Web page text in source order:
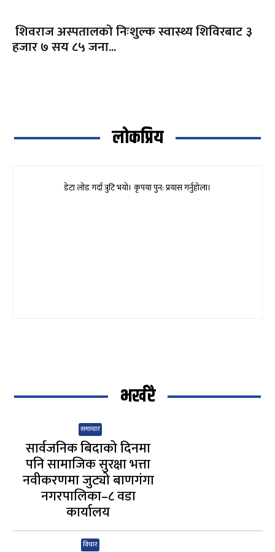
शिवराज अस्पतालको निःशुल्क स्वास्थ्य शिविरबाट ३
हजार ७ सय ८५ जना...
लोकप्रिय
डेटा लोड गर्दा त्रुटि भयो। कृपया पुन: प्रयास गर्नुहोला।
भर्खरै
समाचार
सार्वजनिक बिदाको दिनमा
पनि सामाजिक सुरक्षा भत्ता
नवीकरणमा जुट्यो बाणगंगा
नगरपालिका–८ वडा
कार्यालय
विचार